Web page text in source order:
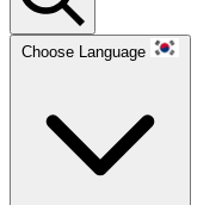
Choose Language